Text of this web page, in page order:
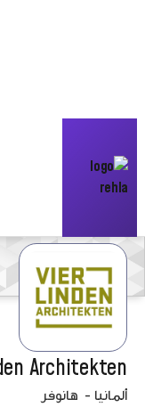
Architekten
ألمانيا - هانوفر